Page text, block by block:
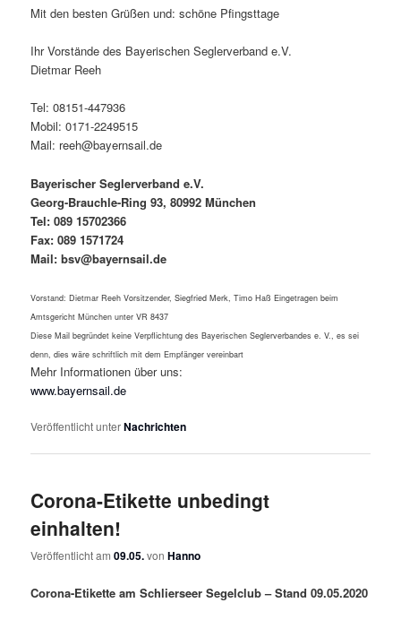
Mit den besten Grüßen und: schöne Pfingsttage
Ihr Vorstände des Bayerischen Seglerverband e.V.
Dietmar Reeh
Tel: 08151-447936
Mobil: 0171-2249515
Mail: reeh@bayernsail.de
Bayerischer Seglerverband e.V.
Georg-Brauchle-Ring 93, 80992 München
Tel: 089 15702366
Fax: 089 1571724
Mail: bsv@bayernsail.de
Vorstand: Dietmar Reeh Vorsitzender, Siegfried Merk, Timo HaßEingetragen beim
Amtsgericht München unter VR 8437
Diese Mail begründet keine Verpflichtung des Bayerischen Seglerverbandes e. V., es sei
denn, dies wäre schriftlich mit dem Empfänger vereinbart
Mehr Informationen über uns:
www.bayernsail.de
Veröffentlicht unterNachrichten
Corona-Etikette unbedingt
einhalten!
Veröffentlicht am09.05.vonHanno
Corona-Etikette am Schlierseer Segelclub – Stand 09.05.2020